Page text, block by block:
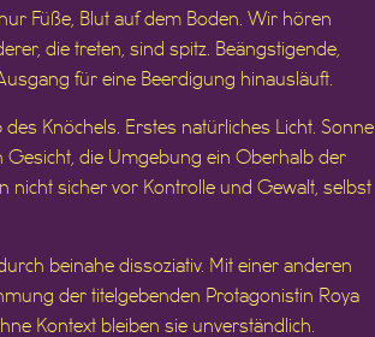
Füße, Blut auf dem Boden. Wir hören
die treten, sind spitz. Beängstigende,
für eine Beerdigung hinausläuft.
Knöchels. Erstes natürliches Licht. Sonne
Gesicht, die Umgebung ein Oberhalb der
nicht sicher vor Kontrolle und Gewalt, selbst
beinahe dissoziativ. Mit einer anderen
der titelgebenden Protagonistin Roya
Kontext bleiben sie unverständlich.